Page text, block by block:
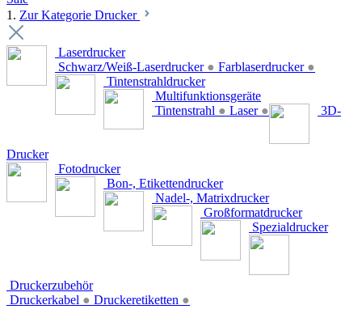
1. Zur Kategorie Drucker
Laserdrucker
Schwarz/Weiß-Laserdrucker ● Farblaserdrucker ●
Tintenstrahldrucker
Multifunktionsgeräte
Tintenstrahl ● Laser ● 3D-
Drucker
Fotodrucker
Bon-, Etikettendrucker
Nadel-, Matrixdrucker
Großformatdrucker
Spezialdrucker
Druckerzubehör
Druckerkabel ● Druckeretiketten ●